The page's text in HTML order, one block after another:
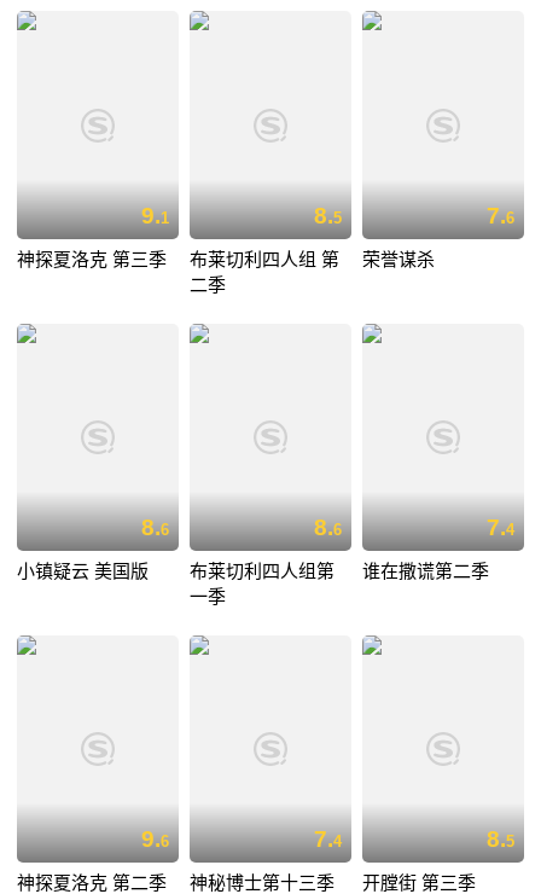
9.1
神探夏洛克 第三季
8.5
布莱切利四人组 第
二季
7.6
荣誉谋杀
8.6
小镇疑云 美国版
8.6
布莱切利四人组第
一季
7.4
谁在撒谎第二季
9.6
神探夏洛克 第二季
7.4
神秘博士第十三季
8.5
开膛街 第三季